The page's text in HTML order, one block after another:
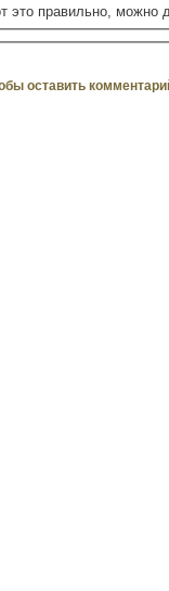
это правильно, можно
оставить